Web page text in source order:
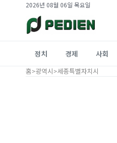
2026년 08월 06일 목요일
정치 경제 사회
홈>광역시>세종특별자치시